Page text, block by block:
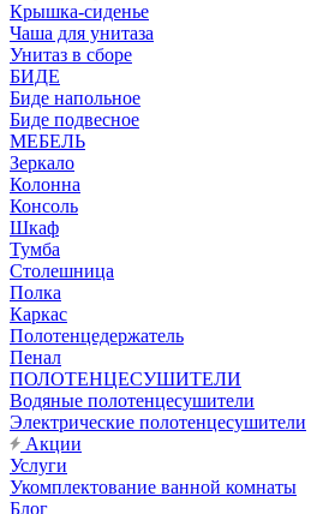
Крышка-сиденье
Чаша для унитаза
Унитаз в сборе
БИДЕ
Биде напольное
Биде подвесное
МЕБЕЛЬ
Зеркало
Колонна
Консоль
Шкаф
Тумба
Столешница
Полка
Каркас
Полотенцедержатель
Пенал
ПОЛОТЕНЦЕСУШИТЕЛИ
Водяные полотенцесушители
Электрические полотенцесушители
Акции
Услуги
Укомплектование ванной комнаты
Блог